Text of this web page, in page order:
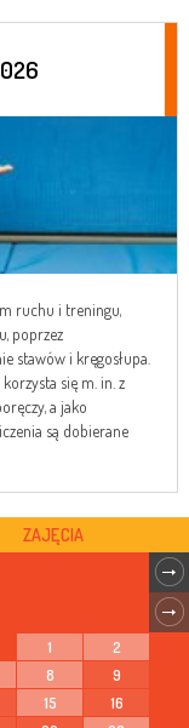
ruchu i treningu,
poprzez
stawów i kręgosłupa.
się m. in. z
a jako
są dobierane
ZAJĘCIA
1
2
8
9
15
16